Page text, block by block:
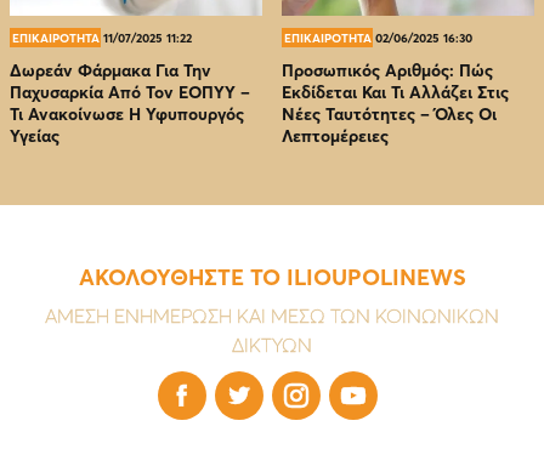
ΕΠΙΚΑΙΡΟΤΗΤΑ 11/07/2025 11:22
Δωρεάν Φάρμακα Για Την
Παχυσαρκία Από Τον EOΠΥΥ –
Τι Ανακοίνωσε Η Υφυπουργός
Υγείας
ΕΠΙΚΑΙΡΟΤΗΤΑ 02/06/2025 16:30
Προσωπικός Αριθμός: Πώς
Εκδίδεται Και Τι Αλλάζει Στις
Νέες Ταυτότητες – Όλες Οι
Λεπτομέρειες
ΑΚΟΛΟΥΘΗΣΤΕ ΤΟ ILIOUPOLINEWS
ΑΜΕΣΗ ΕΝΗΜΕΡΩΣΗ ΚΑΙ ΜΕΣΩ ΤΩΝ ΚΟΙΝΩΝΙΚΩΝ
ΔΙΚΤΥΩΝ
   